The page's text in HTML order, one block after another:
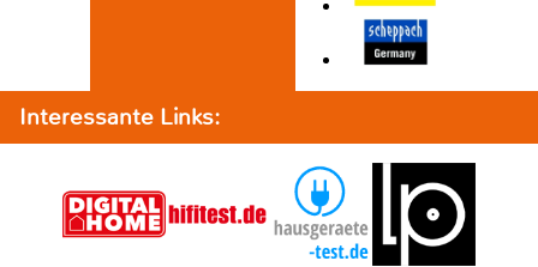
Interessante Links: